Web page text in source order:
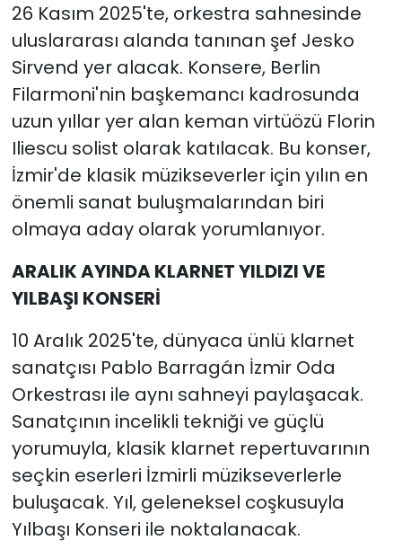
26 Kasım 2025'te, orkestra sahnesinde
uluslararası alanda tanınan şef Jesko
Sirvend yer alacak. Konsere, Berlin
Filarmoni'nin başkemancı kadrosunda
uzun yıllar yer alan keman virtüözü Florin
Iliescu solist olarak katılacak. Bu konser,
İzmir'de klasik müzikseverler için yılın en
önemli sanat buluşmalarından biri
olmaya aday olarak yorumlanıyor.
ARALIK AYINDA KLARNET YILDIZI VE
YILBAŞI KONSERİ
10 Aralık 2025'te, dünyaca ünlü klarnet
sanatçısı Pablo Barragán İzmir Oda
Orkestrası ile aynı sahneyi paylaşacak.
Sanatçının incelikli tekniği ve güçlü
yorumuyla, klasik klarnet repertuvarının
seçkin eserleri İzmirli müzikseverlerle
buluşacak. Yıl, geleneksel coşkusuyla
Yılbaşı Konseri ile noktalanacak.